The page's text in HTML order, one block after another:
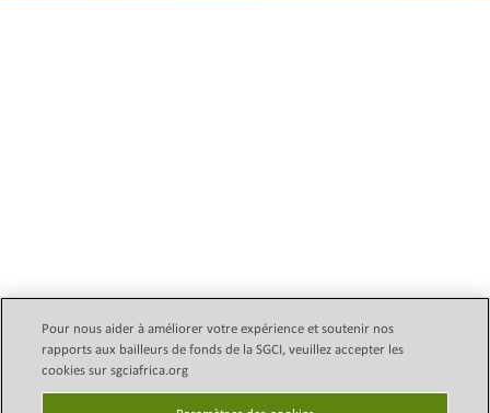
Copyright © 2024 Initiative des
conseils subventionnaires
Email Legal Policy
politique de confidentialité
Pour nous aider à améliorer votre expérience et soutenir nos
rapports aux bailleurs de fonds de la SGCI, veuillez accepter les
cookies sur sgciafrica.org